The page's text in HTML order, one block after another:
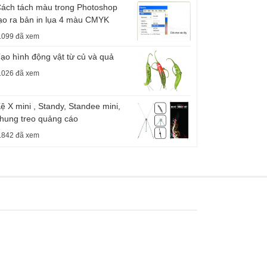
tách màu trong Photoshop
ra bản in lụa 4 màu CMYK
đã xem
hình động vật từ củ và quả
đã xem
X mini , Standy, Standee mini,
treo quảng cáo
đã xem